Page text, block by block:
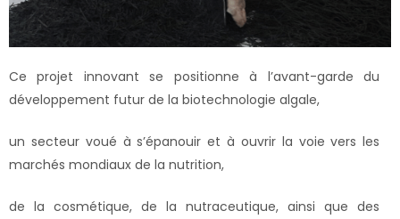
Ce projet innovant se positionne à l’avant-garde du
développement futur de la biotechnologie algale,
un secteur voué à s’épanouir et à ouvrir la voie vers les
marchés mondiaux de la nutrition,
de la cosmétique, de la nutraceutique, ainsi que des